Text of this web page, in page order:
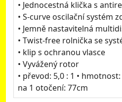
• Jednocestná klička s
• S-curve oscilační systém
• Jemně nastavitelná
• Twist-free rolnička se
• klip s ochranou vlasce
• Vyvážený rotor
• převod: 5,0 : 1 •
na 1 otočení: 77cm